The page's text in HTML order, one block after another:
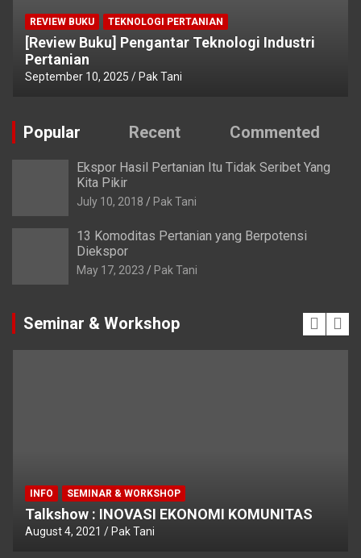
REVIEW BUKU TEKNOLOGI PERTANIAN
[Review Buku] Pengantar Teknologi Industri
Pertanian
September 10, 2025 Pak Tani
Popular Recent Commented
Ekspor Hasil Pertanian Itu Tidak Seribet Yang
Kita Pikir
July 10, 2018 Pak Tani
13 Komoditas Pertanian yang Berpotensi
Diekspor
May 17, 2023 Pak Tani
Seminar & Workshop
INFO SEMINAR & WORKSHOP
Talkshow : INOVASI EKONOMI KOMUNITAS
August 4, 2021 Pak Tani